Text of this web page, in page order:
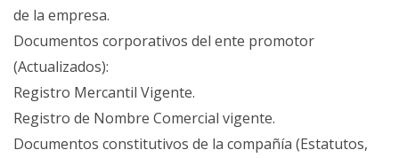
de la empresa.
Documentos corporativos del ente promotor
(Actualizados):
Registro Mercantil Vigente.
Registro de Nombre Comercial vigente.
Documentos constitutivos de la compañía (Estatutos,